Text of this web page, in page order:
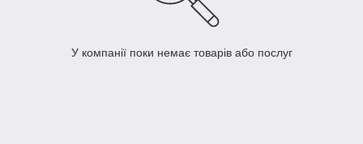
У компанії поки немає товарів або послуг